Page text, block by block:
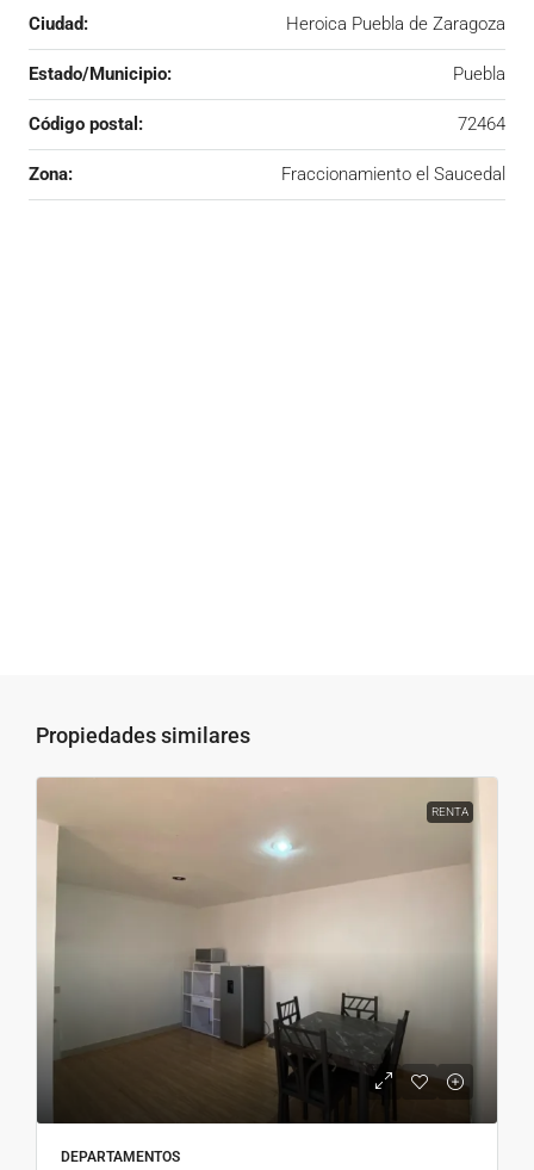
Ciudad: Heroica Puebla de Zaragoza
Estado/Municipio: Puebla
Código postal: 72464
Zona: Fraccionamiento el Saucedal
Propiedades similares
RENTA
DEPARTAMENTOS